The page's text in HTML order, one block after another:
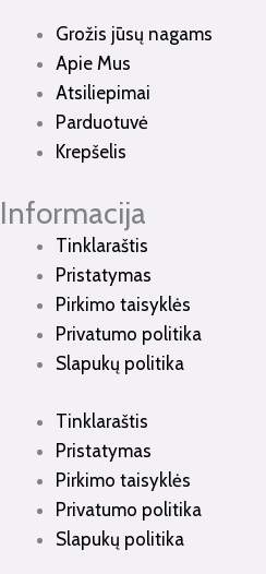
Grožis jūsų nagams
Apie Mus
Atsiliepimai
Parduotuvė
Krepšelis
Informacija
Tinklaraštis
Pristatymas
Pirkimo taisyklės
Privatumo politika
Slapukų politika
Tinklaraštis
Pristatymas
Pirkimo taisyklės
Privatumo politika
Slapukų politika